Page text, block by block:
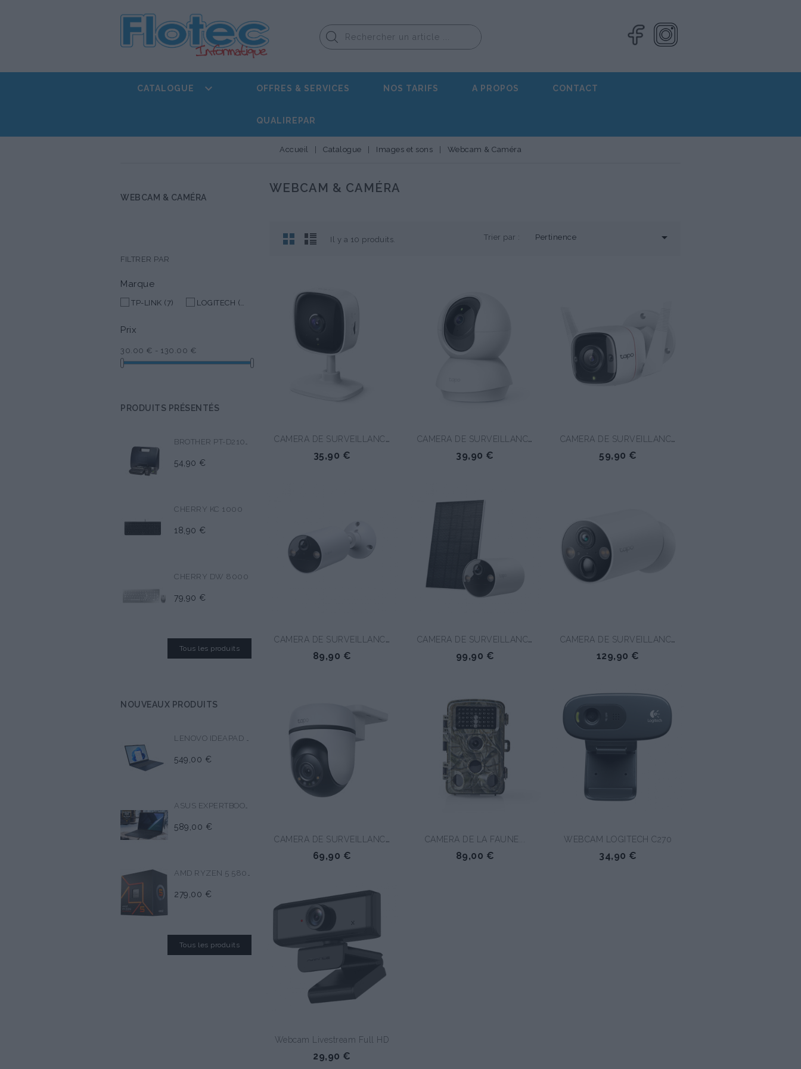

CATALOGUE OFFRES & SERVICES NOS TARIFS A PROPOS CONTACT
QUALIREPAR
Accueil Catalogue Images et sons Webcam & Caméra
WEBCAM & CAMÉRA
FILTRER PAR
Marque
TP-LINK (7) LOGITECH (2)
Prix
30.00 € - 130.00 €
PRODUITS PRÉSENTÉS
54,90 €
CHERRY KC 1000
18,90 €
CHERRY DW 8000
79,90 €
Tous les produits
NOUVEAUX PRODUITS
549,00 €
589,00 €
279,00 €
Tous les produits
WEBCAM & CAMÉRA
Il y a 10 produits. Trier par : Pertinence 
CAMERA DE SURVEILLANCE...
35,90 €
CAMERA DE SURVEILLANCE...
39,90 €
CAMERA DE SURVEILLANCE...
59,90 €
CAMERA DE SURVEILLANCE...
89,90 €
CAMERA DE SURVEILLANCE...
99,90 €
CAMERA DE SURVEILLANCE...
129,90 €
CAMERA DE SURVEILLANCE...
69,90 €
CAMERA DE LA FAUNE...
89,00 €
WEBCAM LOGITECH C270
34,90 €
Webcam Livestream Full HD
29,90 €